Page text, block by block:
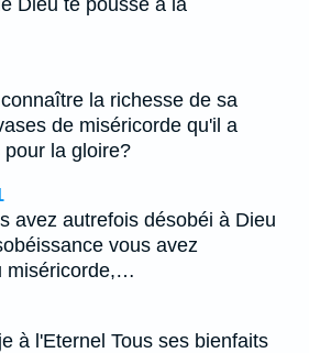
Dieu te pousse à la
la richesse de sa
de miséricorde qu'il a
la gloire?
avez autrefois désobéi à Dieu
vous avez
miséricorde,…
à l'Eternel Tous ses bienfaits